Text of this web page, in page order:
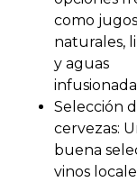
como jugos
naturales,
y aguas
Selección
cervezas:
buena
vinos